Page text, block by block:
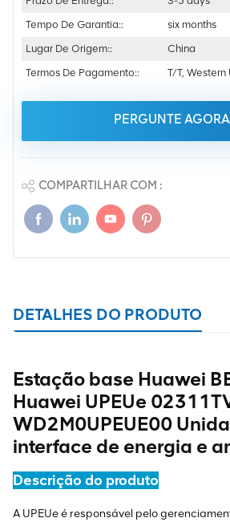
Tempo De Garantia::
six months
Lugar De Origem::
China
Termos De Pagamento::
T/T,
PERGUNTE AGORA
COMPARTILHAR COM :
DETALHES DO PRODUTO
Estação base Huawei
Huawei UPEUe
WD2M0UPEUE00
interface de energia e
Descrição do produto
A UPEUe é responsável pelo